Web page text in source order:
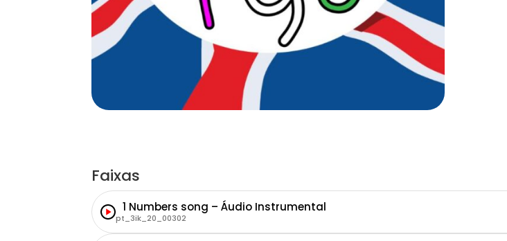
Faixas
1 Numbers song – Áudio Instrumental
pt_3ik_20_00302